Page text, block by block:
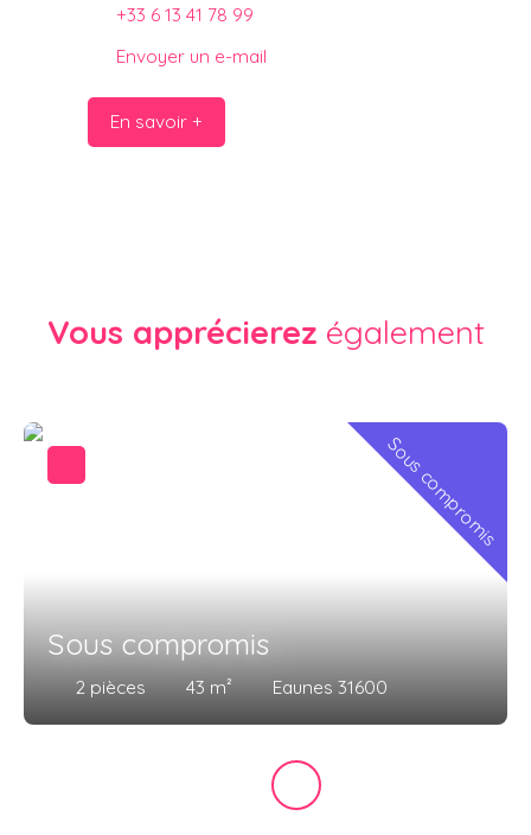
+33 6 13 41 78 99
Envoyer un e-mail
En savoir +
Vous apprécierez également
Sous compromis
2 pièces 43 m² Eaunes 31600
Sous compromis